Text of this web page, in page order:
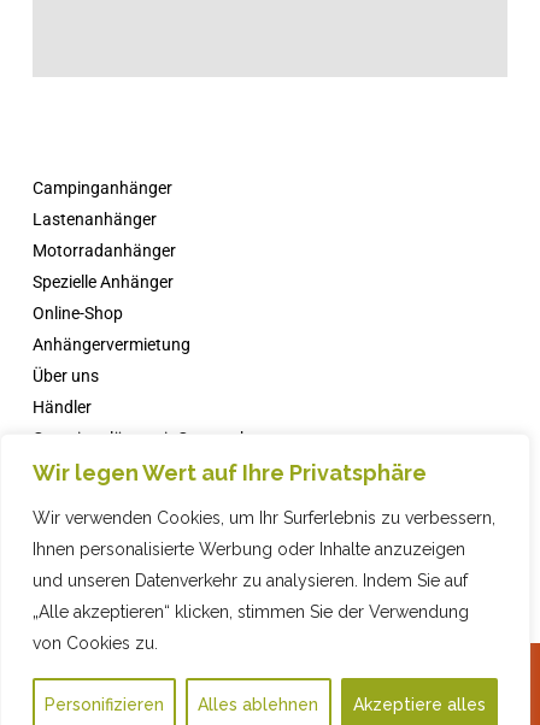
Wir legen Wert auf Ihre Privatsphäre
Wir verwenden Cookies, um Ihr Surferlebnis zu verbessern,
Ihnen personalisierte Werbung oder Inhalte anzuzeigen
und unseren Datenverkehr zu analysieren. Indem Sie auf
„Alle akzeptieren“ klicken, stimmen Sie der Verwendung
von Cookies zu.
Personifizieren Alles ablehnen Akzeptiere alles
Über uns
Händler
Campingplätze mit Comanche
Nachricht
Campinganhänger
Lastenanhänger
Motorradanhänger
Spezielle Anhänger
Online-Shop
Anhängervermietung
Rechtliche Warnung·Cookie-Richtlinie·Web-Designmit ♥️ von Artic Agency ·
Online-Shop